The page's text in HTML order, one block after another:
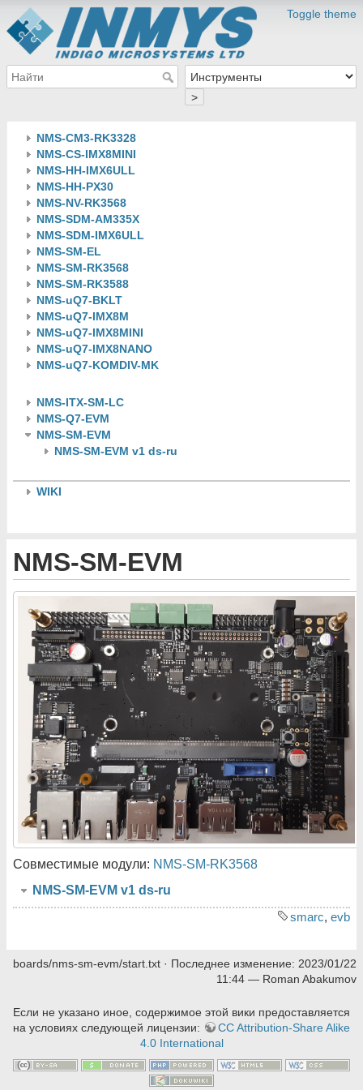
Toggle theme
>
NMS-CM3-RK3328
NMS-CS-IMX8MINI
NMS-HH-IMX6ULL
NMS-HH-PX30
NMS-NV-RK3568
NMS-SDM-AM335X
NMS-SDM-IMX6ULL
NMS-SM-EL
NMS-SM-RK3568
NMS-SM-RK3588
NMS-uQ7-BKLT
NMS-uQ7-IMX8M
NMS-uQ7-IMX8MINI
NMS-uQ7-IMX8NANO
NMS-uQ7-KOMDIV-MK
NMS-ITX-SM-LC
NMS-Q7-EVM
NMS-SM-EVM
NMS-SM-EVM v1 ds-ru
WIKI
NMS-SM-EVM
Совместимые модули: NMS-SM-RK3568
NMS-SM-EVM v1 ds-ru
smarc, evb
boards/nms-sm-evm/start.txt · Последнее изменение: 2023/01/22
11:44 — Roman Abakumov
Если не указано иное, содержимое этой вики предоставляется
на условиях следующей лицензии:
CC Attribution-Share Alike
4.0 International